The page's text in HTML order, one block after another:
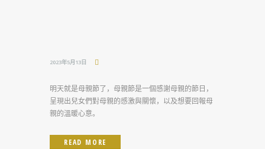
2023年5月13日
明天就是母親節了，母親節是一個感謝母親的節日，
呈現出兒女們對母親的感激與關懷，以及想要回報母
親的溫暖心意。
READ MORE